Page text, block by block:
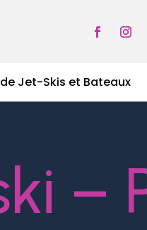
Jet-Skis et Bateaux
–